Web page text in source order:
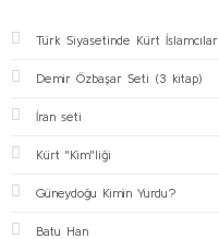
Türk Siyasetinde Kürt İslamcılar
Demir Özbaşar Seti (3 kitap)
İran seti
Kürt ''Kim''liği
Güneydoğu Kimin Yurdu?
Batu Han